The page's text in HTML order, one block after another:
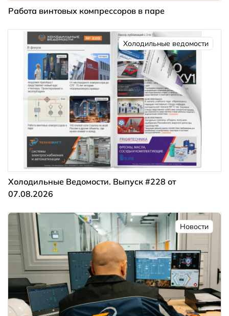
Работа винтовых компрессоров в паре
Холодильные ведомости
Холодильные Ведомости. Выпуск #228 от
07.08.2026
Новости